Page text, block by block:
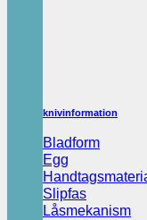
knivinformation
Bladform
Egg
Slipfas
Låsmekanism